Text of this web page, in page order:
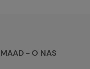
MAAD - O NAS